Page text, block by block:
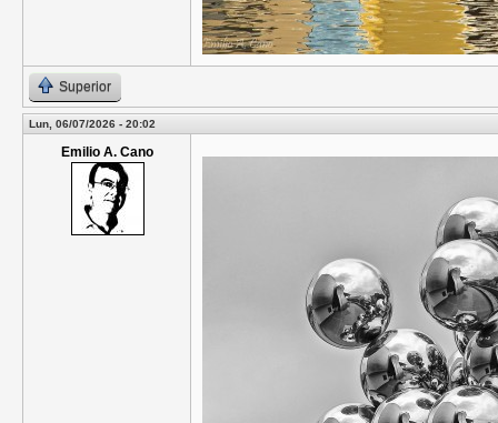
Superior
Lun, 06/07/2026 - 20:02
Emilio A. Cano